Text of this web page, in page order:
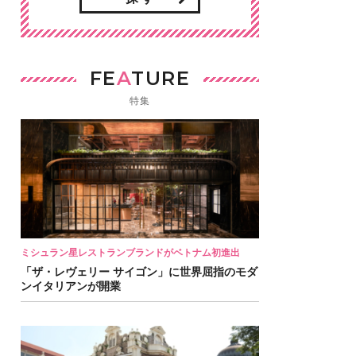
FEATURE
特集
ミシュラン星レストランブランドがベトナム初進出
「ザ・レヴェリー サイゴン」に世界屈指のモダ
ンイタリアンが開業